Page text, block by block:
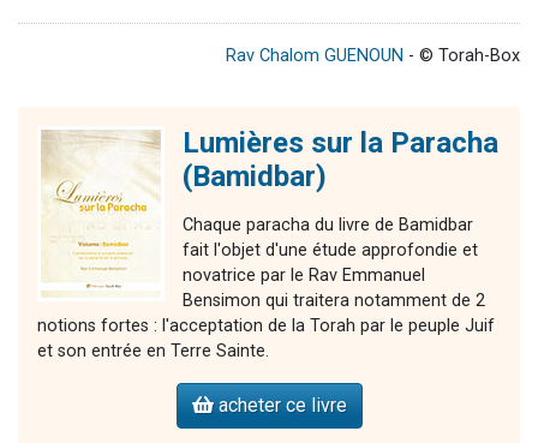
Rav Chalom GUENOUN - © Torah-Box
Lumières sur la Paracha
(Bamidbar)
Chaque paracha du livre de Bamidbar
fait l'objet d'une étude approfondie et
novatrice par le Rav Emmanuel
Bensimon qui traitera notamment de 2
notions fortes : l'acceptation de la Torah par le peuple Juif
et son entrée en Terre Sainte.
acheter ce livre